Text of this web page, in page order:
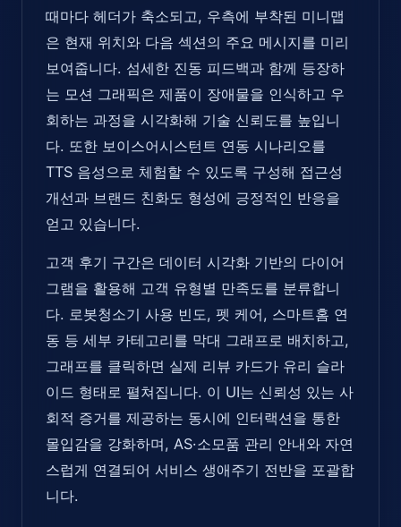
때마다 헤더가 축소되고, 우측에 부착된 미니맵
은 현재 위치와 다음 섹션의 주요 메시지를 미리
보여줍니다. 섬세한 진동 피드백과 함께 등장하
는 모션 그래픽은 제품이 장애물을 인식하고 우
회하는 과정을 시각화해 기술 신뢰도를 높입니
다. 또한 보이스어시스턴트 연동 시나리오를
TTS 음성으로 체험할 수 있도록 구성해 접근성
개선과 브랜드 친화도 형성에 긍정적인 반응을
얻고 있습니다.
고객 후기 구간은 데이터 시각화 기반의 다이어
그램을 활용해 고객 유형별 만족도를 분류합니
다. 로봇청소기 사용 빈도, 펫 케어, 스마트홈 연
동 등 세부 카테고리를 막대 그래프로 배치하고,
그래프를 클릭하면 실제 리뷰 카드가 유리 슬라
이드 형태로 펼쳐집니다. 이 UI는 신뢰성 있는 사
회적 증거를 제공하는 동시에 인터랙션을 통한
몰입감을 강화하며, AS·소모품 관리 안내와 자연
스럽게 연결되어 서비스 생애주기 전반을 포괄합
니다.